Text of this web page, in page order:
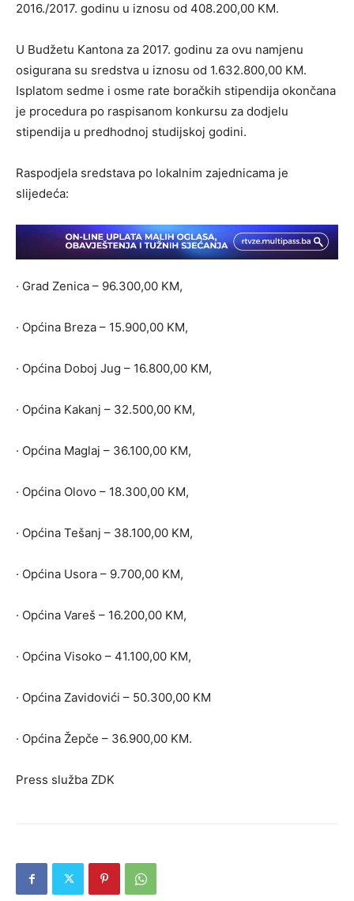
2016./2017. godinu u iznosu od 408.200,00 KM.
U Budžetu Kantona za 2017. godinu za ovu namjenu
osigurana su sredstva u iznosu od 1.632.800,00 KM.
Isplatom sedme i osme rate boračkih stipendija okončana
je procedura po raspisanom konkursu za dodjelu
stipendija u predhodnoj studijskoj godini.
Raspodjela sredstava po lokalnim zajednicama je
slijedeća:
· Grad Zenica – 96.300,00 KM,
· Općina Breza – 15.900,00 KM,
· Općina Doboj Jug – 16.800,00 KM,
· Općina Kakanj – 32.500,00 KM,
· Općina Maglaj – 36.100,00 KM,
· Općina Olovo – 18.300,00 KM,
· Općina Tešanj – 38.100,00 KM,
· Općina Usora – 9.700,00 KM,
· Općina Vareš – 16.200,00 KM,
· Općina Visoko – 41.100,00 KM,
· Općina Zavidovići – 50.300,00 KM
· Općina Žepče – 36.900,00 KM.
Press služba ZDK